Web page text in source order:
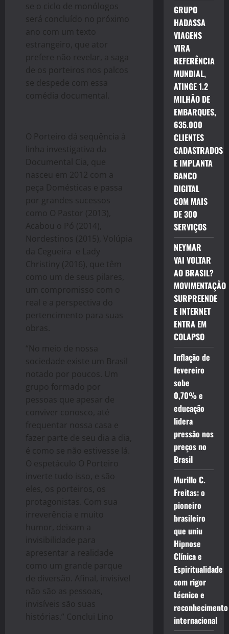
se o ciclo de monólogos
será concluído no próximo
ano com um texto
estrangeiro, que ator
prefere não revelar, a saga
de os porteiros nos palcos
se despede com essa
comédia documental.
O Porteiro dá sequência à
linha investigativa da
Documental Cia, que
nasceu em 2012 com a
peça Domésticas e passa
por grandes sucessos
como O Pastor (2013),
Acabou o Pó (2014),
Nordestinos (2015), Volúpia
da Cegueira e Lady
Christiny (2016), que têm
como um de seus pilares,
um compromisso com o
real e a perspectiva do
pertencimento para suas
obras.
“No meio de nossa
sociedade existe um Brasil
notado por poucos. Um
grupo formado por
pessoas que apesar de
conviver conosco, até
frequentar nossa casa e
fazer parte de seu dia a dia,
é como se não estivesse lá.
O espetáculo O Porteiro
inverte tudo isso, e são
eles, os porteiros, os
protagonistas. Com sua
irreverência e muito
humor, deixam a
invisibilidade para
apresentar a realidade
como um grande parque
de diversão. Afinal, invisível
não são as pessoas,
invisíveis são suas
histórias.” Conclui Lino
GRUPO
HADASSA
VIAGENS
VIRA
REFERÊNCIA
MUNDIAL,
ATINGE 1.2
MILHÃO DE
EMBARQUES,
635.000
CLIENTES
CADASTRADOS
E IMPLANTA
BANCO
DIGITAL
COM MAIS
DE 300
SERVIÇOS
NEYMAR
VAI VOLTAR
AO BRASIL?
MOVIMENTAÇÃO
SURPREENDE
E INTERNET
ENTRA EM
COLAPSO
Inflação de
fevereiro
sobe
0,70% e
educação
lidera
pressão nos
preços no
Brasil
Murillo C.
Freitas: o
pioneiro
brasileiro
que uniu
Hipnose
Clínica e
Espiritualidade
com rigor
técnico e
reconhecimento
internacional